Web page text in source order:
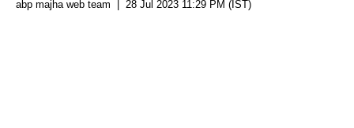
abp majha web team | 28 Jul 2023 11:29 PM (IST)